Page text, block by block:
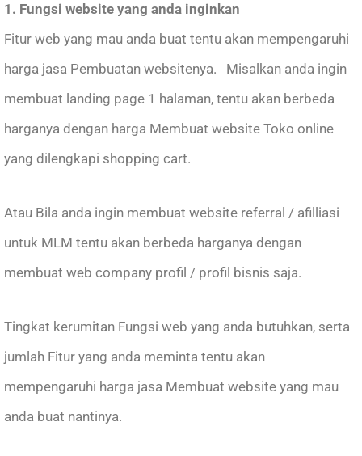
1. Fungsi website yang anda inginkan
Fitur web yang mau anda buat tentu akan mempengaruhi
harga jasa Pembuatan websitenya. Misalkan anda ingin
membuat landing page 1 halaman, tentu akan berbeda
harganya dengan harga Membuat website Toko online
yang dilengkapi shopping cart.
Atau Bila anda ingin membuat website referral / afilliasi
untuk MLM tentu akan berbeda harganya dengan
membuat web company profil / profil bisnis saja.
Tingkat kerumitan Fungsi web yang anda butuhkan, serta
jumlah Fitur yang anda meminta tentu akan
mempengaruhi harga jasa Membuat website yang mau
anda buat nantinya.